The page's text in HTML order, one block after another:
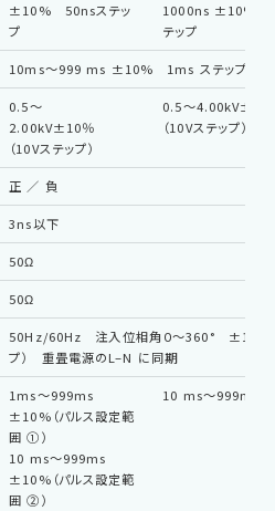
±10% 50nsステッ
プ
1000ns ±10%
テップ
10ms〜999 ms ±10% 1ms ステップ
0.5〜
2.00kV±10％
（10Vステップ）
0.5〜
（10Vステップ）
正 ／ 負
3ns以下
50Ω
50Ω
50Hz/60Hz 注入位相角０～360° ±10°（
プ） 重畳電源のL–N に同期
1ms～999ms
±10%（パルス設定範
囲 ①）
10 ms～999ms
±10%（パルス設定範
囲 ②）
10 ms〜999ms